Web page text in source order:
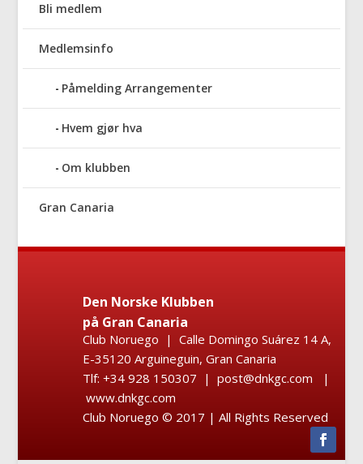
Bli medlem
Medlemsinfo
Påmelding Arrangementer
Hvem gjør hva
Om klubben
Gran Canaria
Den Norske Klubben
på Gran Canaria
Club Noruego | Calle Domingo Suárez 14 A,
E-35120 Arguineguin, Gran Canaria
Tlf: +34 928 150307 | post@dnkgc.com |
www.dnkgc.com
Club Noruego © 2017 | All Rights Reserved